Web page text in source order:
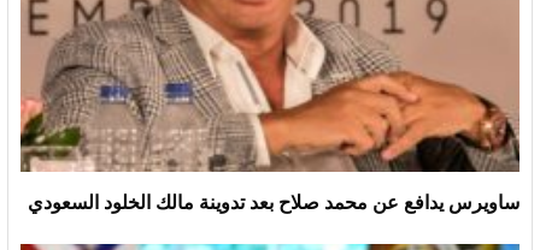
ساويرس يدافع عن محمد صلاح بعد تدوينة مالك الخلود السعودي